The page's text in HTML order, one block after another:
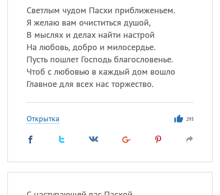
Светлым чудом Пасхи приближеньем.
Я желаю вам очиститься душой,
В мыслях и делах найти настрой
На любовь, добро и милосердье.
Пусть пошлет Господь благословенье.
Чтоб с любовью в каждый дом вошло
Главное для всех нас торжество.
Открытка 293